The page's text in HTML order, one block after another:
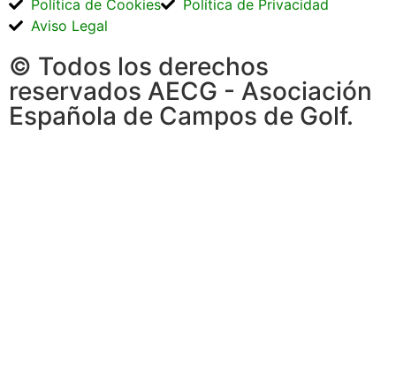
© Todos los derechos
reservados AECG - Asociación
Española de Campos de Golf.
Política de Cookies
Política de Privacidad
Aviso Legal